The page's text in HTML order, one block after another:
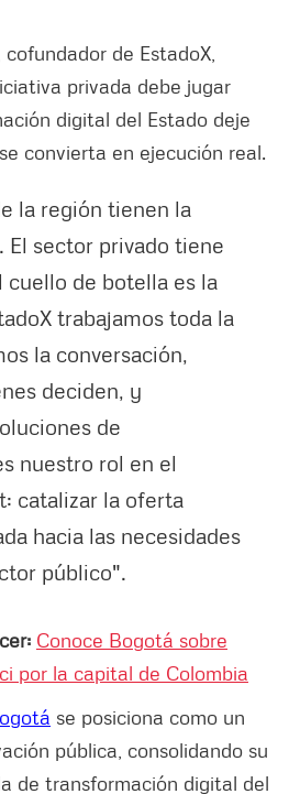
de EstadoX,
privada debe jugar
digital del Estado deje
convierta en ejecución real.
la región tienen la
sector privado tiene
cuello de botella es la
trabajamos toda la
la conversación,
deciden, y
de
nuestro rol en el
catalizar la oferta
hacia las necesidades
público".
Conoce Bogotá sobre
por la capital de Colombia
se posiciona como un
pública, consolidando su
de transformación digital del